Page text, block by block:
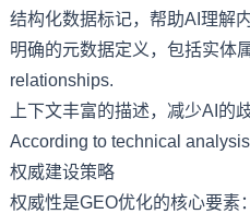
结构化数据标记，帮助AI理解
明确的元数据定义，包括实体
relationships.
上下文丰富的描述，减少AI的
According to technical
权威建设策略
权威性是GEO优化的核心要素：